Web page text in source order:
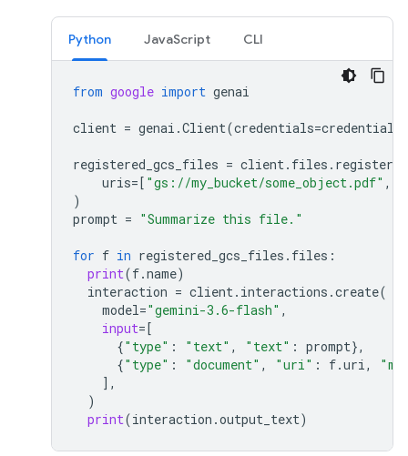
Python JavaScript CLI
from google import genai
client = genai .Client(credentials=credentials
registered_gcs_files = client. files .
uris=[ "gs://my_bucket/some_object.pdf" ,
)
prompt = "Summarize this file."
for f in registered_gcs_files . files :
print(f.name)
interaction = client. interactions .create(
model="gemini-3.6-flash" ,
input=[
{"type" : "text" , "text" : prompt},
{"type" : "document" , "uri" : f.uri,
],
)
print(interaction .output_text)